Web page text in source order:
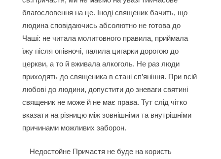
благословення на це. Іноді священик бачить, що
людина сповідаючись абсолютно не готова до
Чаші: не читала молитовного правила, приймала
їжу після опівночі, палила цигарки дорогою до
церкви, а то й вживала алкоголь. Не раз люди
приходять до священика в стані сп’яніння. При всій
любові до людини, допустити до зневаги святині
священик не може й не має права. Тут слід чітко
вказати на різницю між зовнішніми та внутрішніми
причинами можливих заборон.
Недостойне Причастя не буде на користь